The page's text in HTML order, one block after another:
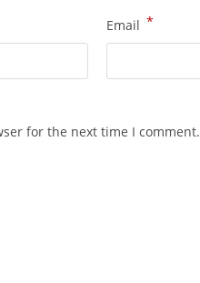
Email *
for the next time I comment.